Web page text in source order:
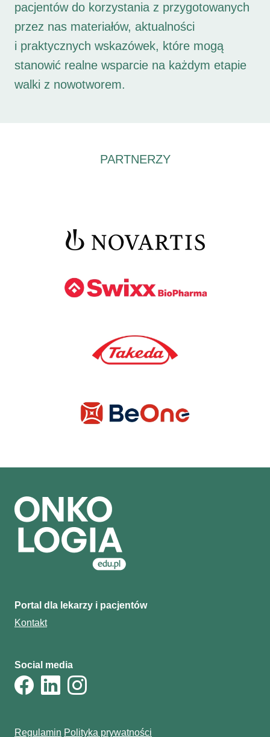
pacjentów do korzystania z przygotowanych
przez nas materiałów, aktualności
i praktycznych wskazówek, które mogą
stanowić realne wsparcie na każdym etapie
walki z nowotworem.
PARTNERZY
Portal dla lekarzy i pacjentów
Kontakt
Social media
Regulamin Polityka prywatności